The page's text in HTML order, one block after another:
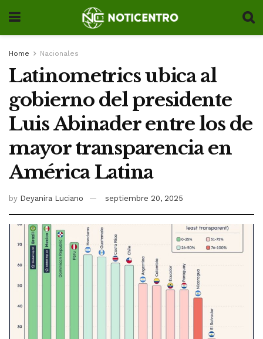
Home Nacionales
Latinometrics ubica al
gobierno del presidente
Luis Abinader entre los de
mayor transparencia en
América Latina
by Deyanira Luciano septiembre 20, 2025